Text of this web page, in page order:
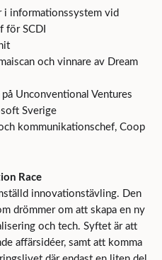
i informationssystem vid
för SCDI
och vinnare av Dream
Unconventional Ventures
Sverige
kommunikationschef, Coop
Race
innovationstävling. Den
drömmer om att skapa en ny
och tech. Syftet är att
affärsidéer, samt att komma